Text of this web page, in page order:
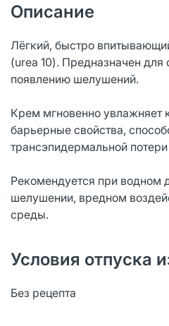
Описание
Лёгкий, быстро
(urea 10). Предназначен для
появлению шелушений.
Крем мгновенно увлажняет
барьерные свойства,
трансэпидермальной потери
Рекомендуется при водном
шелушении, вредном
среды.
Условия отпуска
Без рецепта